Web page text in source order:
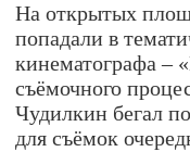
На открытых
попадали в
кинематографа –
съёмочного
Чудилкин бегал
для съёмок